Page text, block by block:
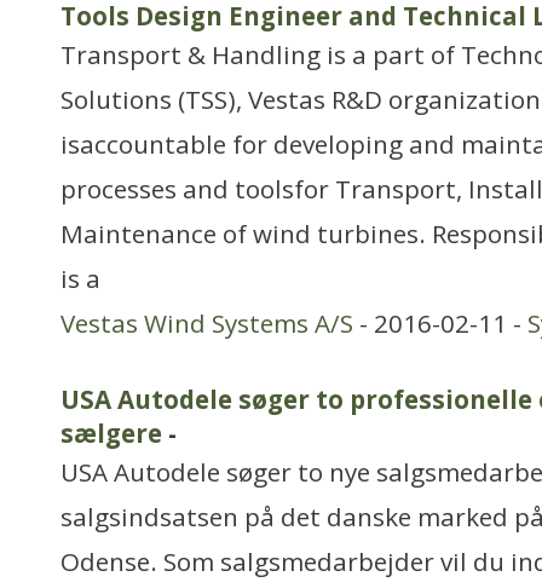
Tools Design Engineer and Technical
Transport & Handling is a part of
Solutions (TSS), Vestas R&D
isaccountable for developing and
processes and toolsfor Transport,
Maintenance of wind turbines.
is a
Vestas Wind Systems A/S - 2016-02-11 -
USA Autodele søger to professionelle
sælgere -
USA Autodele søger to nye
salgsindsatsen på det danske marked
Odense. Som salgsmedarbejder vil du